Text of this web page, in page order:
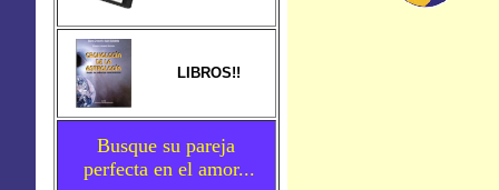
LIBROS!!
Busque su pareja
perfecta en el amor...